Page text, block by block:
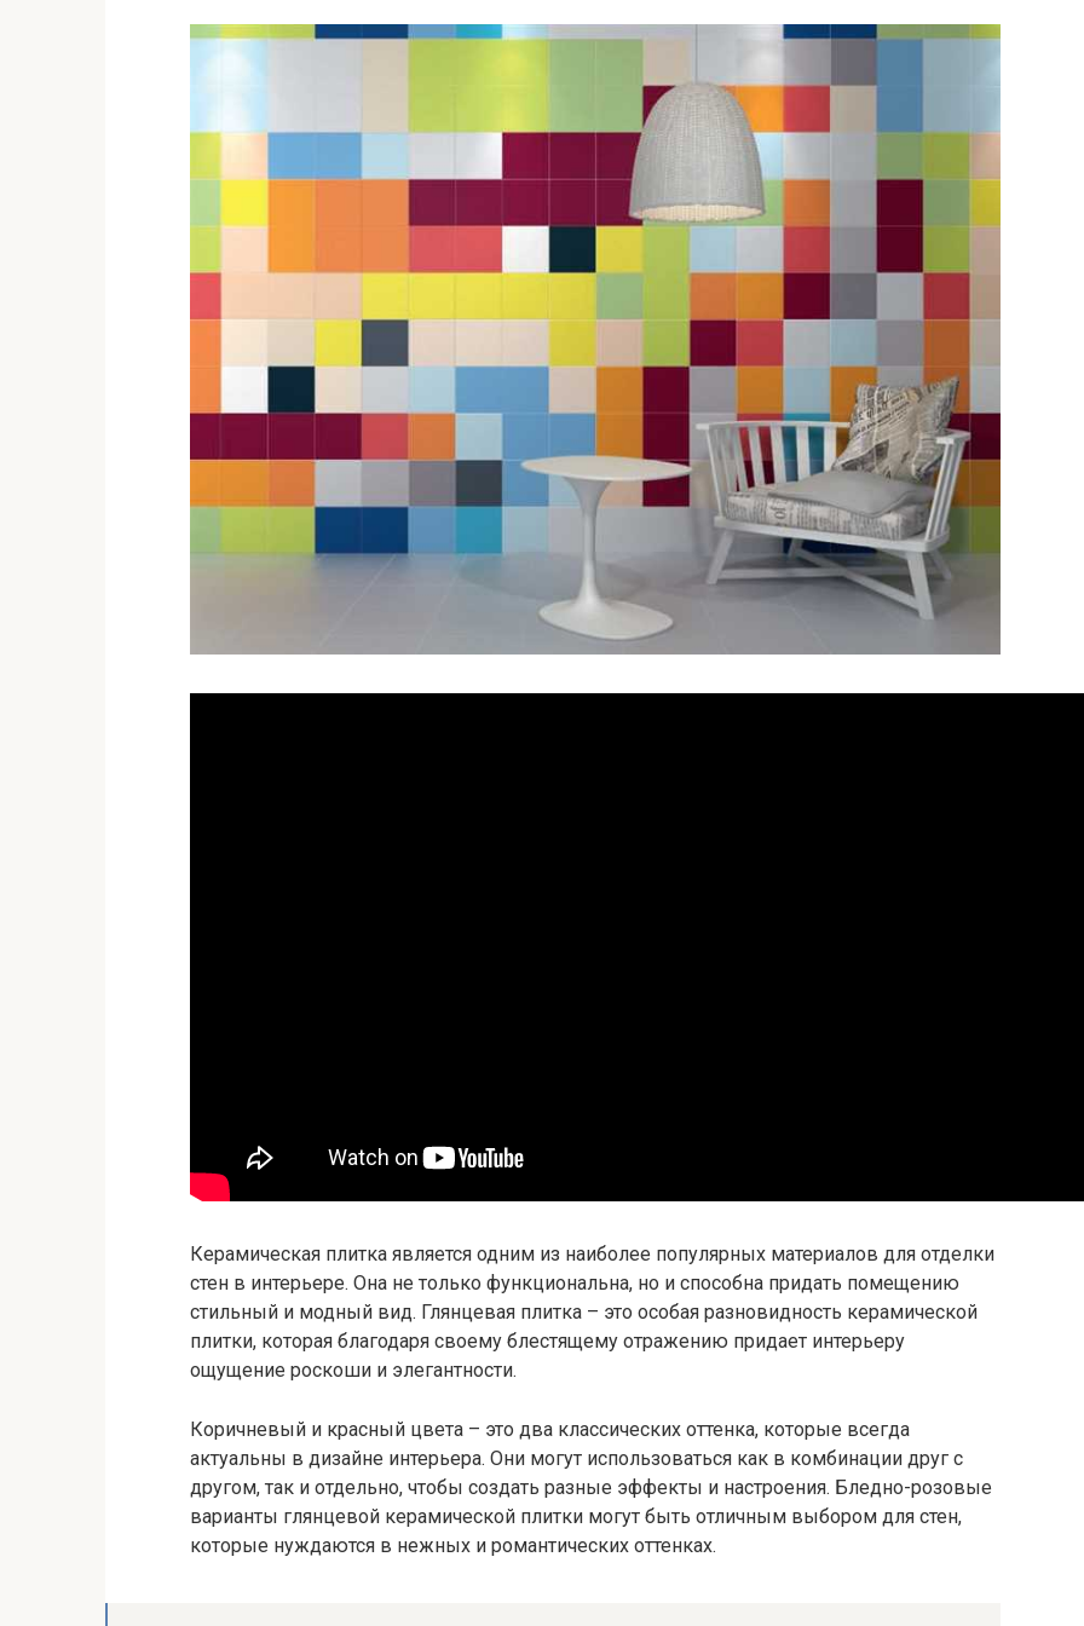
Керамическая плитка является одним из наиболее популярных материалов для отделки
стен в интерьере. Она не только функциональна, но и способна придать помещению
стильный и модный вид. Глянцевая плитка – это особая разновидность керамической
плитки, которая благодаря своему блестящему отражению придает интерьеру
ощущение роскоши и элегантности.
Коричневый и красный цвета – это два классических оттенка, которые всегда
актуальны в дизайне интерьера. Они могут использоваться как в комбинации друг с
другом, так и отдельно, чтобы создать разные эффекты и настроения. Бледно-розовые
варианты глянцевой керамической плитки могут быть отличным выбором для стен,
которые нуждаются в нежных и романтических оттенках.